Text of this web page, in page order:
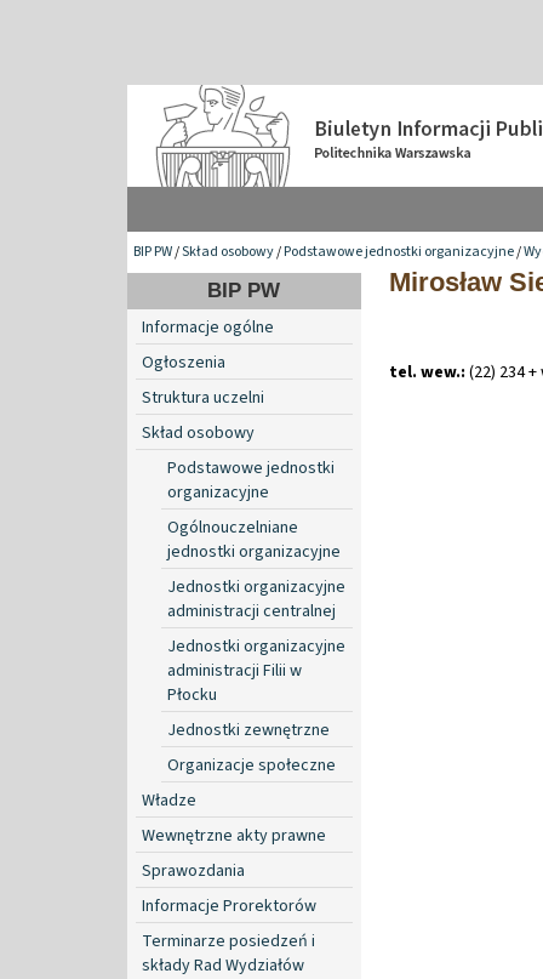
BIP PW/Skład osobowy/Podstawowe jednostki organizacyjne/
BIP PW
Informacje ogólne
Ogłoszenia
Struktura uczelni
Skład osobowy
Podstawowe jednostki
organizacyjne
Ogólnouczelniane
jednostki organizacyjne
Jednostki organizacyjne
administracji centralnej
Jednostki organizacyjne
administracji Filii w
Płocku
Jednostki zewnętrzne
Organizacje społeczne
Władze
Wewnętrzne akty prawne
Sprawozdania
Informacje Prorektorów
Terminarze posiedzeń i
składy Rad Wydziałów
Mirosław
tel. wew.: (22) 234